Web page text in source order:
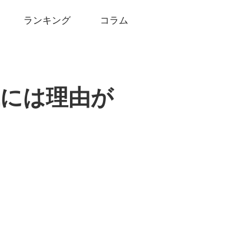
ランキング コラム
は理由が